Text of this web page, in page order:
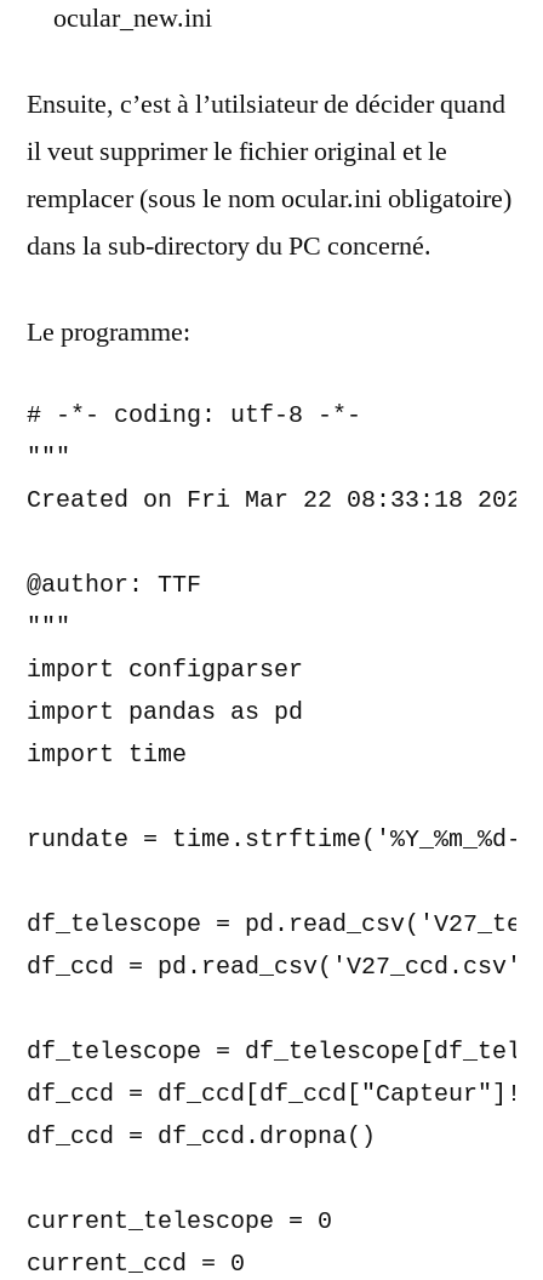
ocular_new.ini
Ensuite, c’est à l’utilsiateur de décider quand
il veut supprimer le fichier original et le
remplacer (sous le nom ocular.ini obligatoire)
dans la sub-directory du PC concerné.
Le programme:
# -*- coding: utf-8 -*-
"""
Created on Fri Mar 22 08:33:18 2024
@author: TTF
"""
import configparser
import pandas as pd
import time
rundate = time.strftime('%Y_%m_%d-
df_telescope =
df_ccd =
df_telescope =
df_ccd =
df_ccd = df_ccd.dropna()
current_telescope = 0
current_ccd = 0